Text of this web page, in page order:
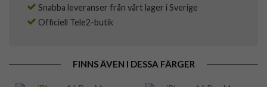
Snabba leveranser från vårt lager i Sverige
Officiell Tele2-butik
FINNS ÄVEN I DESSA FÄRGER